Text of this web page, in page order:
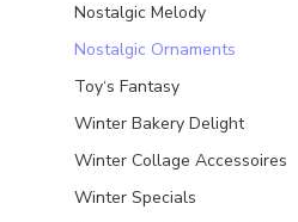
Nostalgic Melody
Nostalgic Ornaments
Toy‘s Fantasy
Winter Bakery Delight
Winter Collage Accessoires
Winter Specials